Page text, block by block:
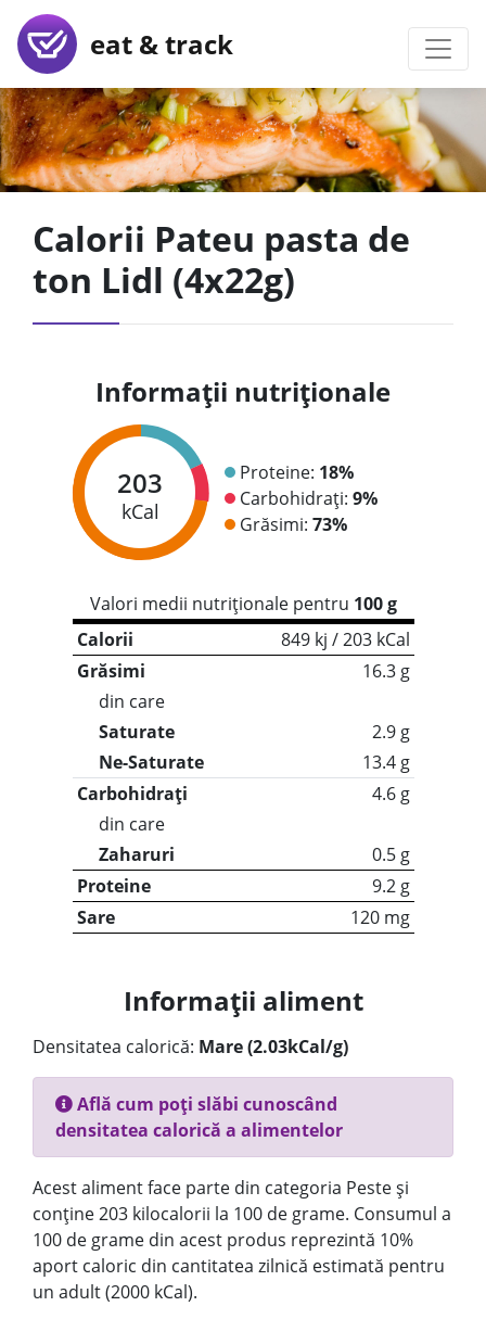
eat & track
Calorii Pateu pasta de
ton Lidl (4x22g)
Informații nutriționale
203
kCal
Proteine: 18%
Carbohidrați: 9%
Grăsimi: 73%
Valori medii nutriționale pentru 100 g
Calorii
849 kj / 203 kCal
Grăsimi
16.3 g
din care
Saturate
2.9 g
Ne-Saturate
13.4 g
Carbohidrați
4.6 g
din care
Zaharuri
0.5 g
Proteine
9.2 g
Sare
120 mg
Informații aliment
Densitatea calorică: Mare (2.03kCal/g)
Află cum poți slăbi cunoscând
densitatea calorică a alimentelor
Acest aliment face parte din categoria Peste și
conține 203 kilocalorii la 100 de grame. Consumul a
100 de grame din acest produs reprezintă 10%
aport caloric din cantitatea zilnică estimată pentru
un adult (2000 kCal).